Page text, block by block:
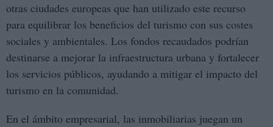
otras ciudades europeas que han utilizado este recurso
para equilibrar los beneficios del turismo con sus costes
sociales y ambientales. Los fondos recaudados podrían
destinarse a mejorar la infraestructura urbana y fortalecer
los servicios públicos, ayudando a mitigar el impacto del
turismo en la comunidad.
En el ámbito empresarial, las inmobiliarias juegan un